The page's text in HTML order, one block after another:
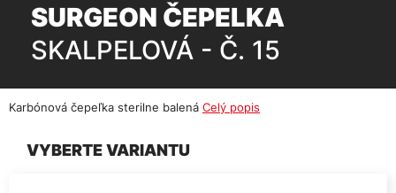
SURGEON ČEPELKA
SKALPELOVÁ - Č. 15
Karbónová čepeľka sterilne balená Celý popis
VYBERTE VARIANTU